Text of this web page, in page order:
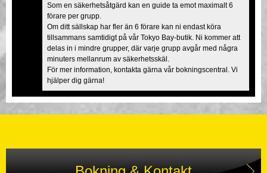
Som en säkerhetsåtgärd kan en guide ta emot maximalt 6
förare per grupp.
Om ditt sällskap har fler än 6 förare kan ni endast köra
tillsammans samtidigt på vår Tokyo Bay-butik. Ni kommer att
delas in i mindre grupper, där varje grupp avgår med några
minuters mellanrum av säkerhetsskäl.
För mer information, kontakta gärna vår bokningscentral. Vi
hjälper dig gärna!